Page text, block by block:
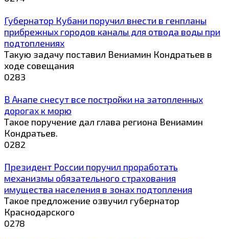
Губернатор Кубани поручил внести в генпланы
прибрежных городов каналы для отвода воды при
подтоплениях
Такую задачу поставил Вениамин Кондратьев в
ходе совещания
0283
В Анапе снесут все постройки на затопленных
дорогах к морю
Такое поручение дал глава региона Вениамин
Кондратьев.
0282
Президент России поручил проработать
механизмы обязательного страхования
имущества населения в зонах подтопления
Такое предложение озвучил губернатор
Краснодарского
0278